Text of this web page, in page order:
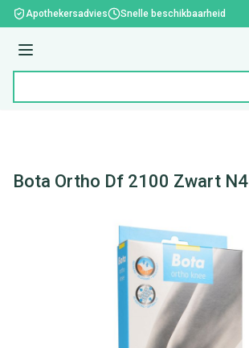
Ga naar de inhoud
Apothekersadvies Snelle beschikbaarheid
Menu
Bota Ortho Df 2100 Zwart N4